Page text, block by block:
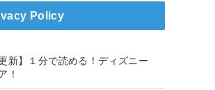
Policy
更新】１分で読める！ディズニー
！